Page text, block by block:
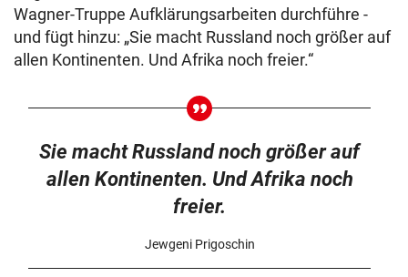
Wagner-Truppe Aufklärungsarbeiten durchführe -
und fügt hinzu: „Sie macht Russland noch größer auf
allen Kontinenten. Und Afrika noch freier.“
Sie macht Russland noch größer auf
allen Kontinenten. Und Afrika noch
freier.
Jewgeni Prigoschin